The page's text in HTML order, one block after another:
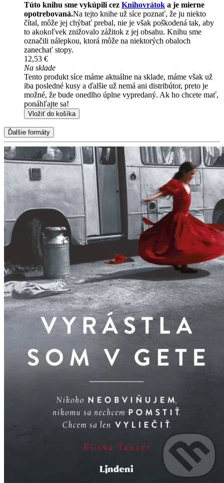
Túto knihu sme vykúpili cez Knihovrátok a je mierne
opotrebovaná.Na tejto knihe už síce poznať, že ju niekto
čítal, môže jej chýbať prebal, nie je však poškodená tak, aby
to akokoľvek znižovalo zážitok z jej obsahu. Knihu sme
označili nálepkou, ktorá môže na niektorých obaloch
zanechať stopy.
12,53 €
Na sklade
Tento produkt síce máme aktuálne na sklade, máme však už
iba posledné kusy a ďalšie už nemá ani distribútor, preto je
možné, že bude onedlho úplne vypredaný. Ak ho chcete mať,
ponáhľajte sa!
Vložiť do košíka
Ďalšie formáty